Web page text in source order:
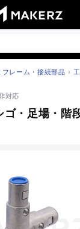
フレーム・接続部品
対応
・足場・階